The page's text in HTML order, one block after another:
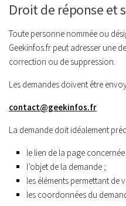
Droit de réponse et
Toute personne nommée ou
Geekinfos.fr peut adresser une
correction ou de suppression.
Les demandes doivent être
contact@geekinfos.fr
La demande doit idéalement
le lien de la page concernée
l’objet de la demande ;
les éléments permettant de
les coordonnées du